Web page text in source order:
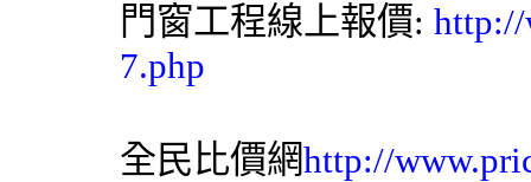
門窗工程線上報價: http://
7.php
全民比價網http://